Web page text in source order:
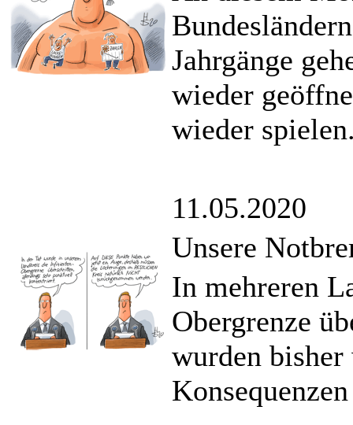
Jahrgänge
wieder
wieder
11.05.2020
Unsere
In mehreren
Obergrenze
wurden